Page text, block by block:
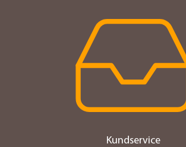
Kundservice